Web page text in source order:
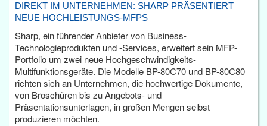
DIREKT IM UNTERNEHMEN: SHARP PRÄSENTIERT
NEUE HOCHLEISTUNGS-MFPS
Sharp, ein führender Anbieter von Business-
Technologieprodukten und -Services, erweitert sein MFP-
Portfolio um zwei neue Hochgeschwindigkeits-
Multifunktionsgeräte. Die Modelle BP-80C70 und BP-80C80
richten sich an Unternehmen, die hochwertige Dokumente,
von Broschüren bis zu Angebots- und
Präsentationsunterlagen, in großen Mengen selbst
produzieren möchten.